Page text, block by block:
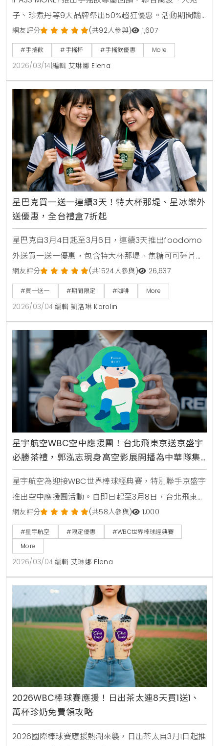
子、珍煮丹等9大品牌祭出50%超狂優惠。活動期間輸
入指定代碼即可領取優惠券，單筆滿50元即贈25元儲
值金，綁定信用卡最高再享10%回饋。
網友評分 (共92人參與) 1,607
#手搖飲 #手搖杯 #手搖飲優惠 More
2026/03/14 編輯 艾琳娜 Elena
星巴克買一送一連續3天！特大杯那堤、星冰樂外
送優惠，全台禮盒7折起
星巴克自3月4日起至3月6日，連續3天推出foodomo
外送買一送一優惠，包含特大杯那堤、焦糖可可碎片星
冰樂等指定品項。全台門市同步祭出指定禮盒7折活
動，多款熱銷餅乾與點心罐限時下殺，讓您在雨天也能
輕鬆享受咖啡時光。
網友評分 (共1524人參與) 26,637
#買一送一 #期間限定 #咖啡 More
2026/03/04 編輯 凱洛琳 Karolin
星宇航空WBC空中應援團！台北飛東京送京盛宇
必勝茶禮，郭泓志現身高空影展開播為中華隊集
氣
星宇航空為迎接WBC世界棒球經典賽，特別聯手京盛宇
推出空中應援團活動。自即日起至3月8日，台北飛東京
航線旅客可獲限定茶禮，機上更同步推出棒球主題影展
與郭泓志應援影片，邀請乘客一同在萬米高空為中華隊
集氣。
網友評分 (共58人參與) 1,000
#星宇航空 #限定優惠
#WBC世界棒球經典賽
More
2026/03/04 編輯 艾琳娜 Elena
2026WBC棒球賽應援！日出茶太連8天買1送1、
萬杯珍奶免費領攻略
2026國際棒球賽應援熱潮來襲，日出茶太自3月1日起推